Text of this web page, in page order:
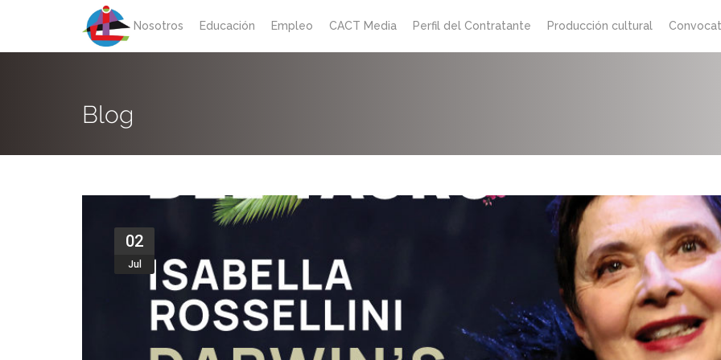
Nosotros Educación Empleo CACT Media Perfil del Contratante Producción cultural
Blog
02
Jul